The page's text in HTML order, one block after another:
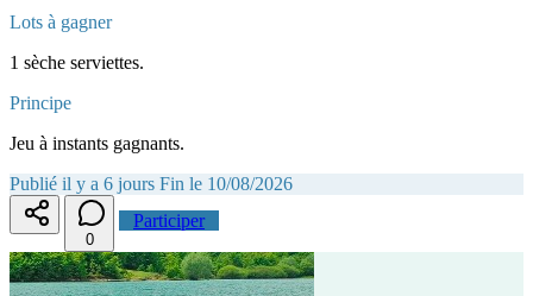
Lots à gagner
1 sèche serviettes.
Principe
Jeu à instants gagnants.
Publié il y a 6 jours Fin le 10/08/2026
0
Participer